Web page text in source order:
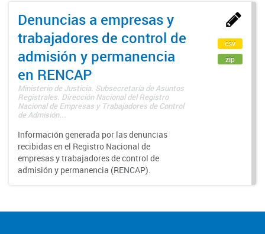
Denuncias a empresas y
trabajadores de control de
admisión y permanencia
en RENCAP
Ministerio de Justicia. Subsecretaría de Asuntos
Registrales. Dirección Nacional del Registro
Nacional de Empresas y Trabajadores de Control
de Admisión...
Información generada por las denuncias
recibidas en el Registro Nacional de
empresas y trabajadores de control de
admisión y permanencia (RENCAP).
csv
zip